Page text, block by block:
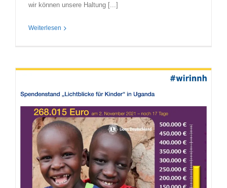
wir können unsere Haltung [...]
Weiterlesen